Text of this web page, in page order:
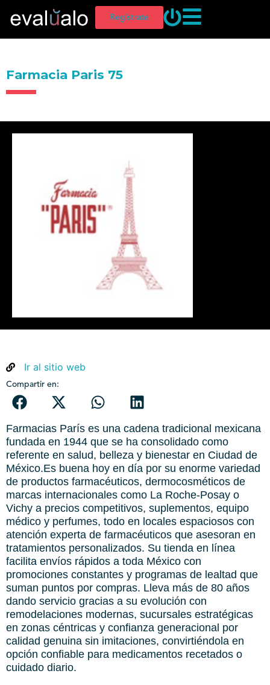
Regístrate
Farmacia Paris 75
Ir al sitio web
Compartir en:
Farmacias París es una cadena tradicional mexicana
fundada en 1944 que se ha consolidado como
referente en salud, belleza y bienestar en Ciudad de
México. ​ Es buena hoy en día por su enorme variedad
de productos farmacéuticos, dermocosméticos de
marcas internacionales como La Roche-Posay o
Vichy a precios competitivos, suplementos, equipo
médico y perfumes, todo en locales espaciosos con
atención experta de farmacéuticos que asesoran en
tratamientos personalizados. Su tienda en línea
facilita envíos rápidos a toda México con
promociones constantes y programas de lealtad que
suman puntos por compras. Lleva más de 80 años
dando servicio gracias a su evolución con
remodelaciones modernas, sucursales estratégicas
en zonas céntricas y confianza generacional por
calidad genuina sin imitaciones, convirtiéndola en
opción confiable para medicamentos recetados o
cuidado diario.